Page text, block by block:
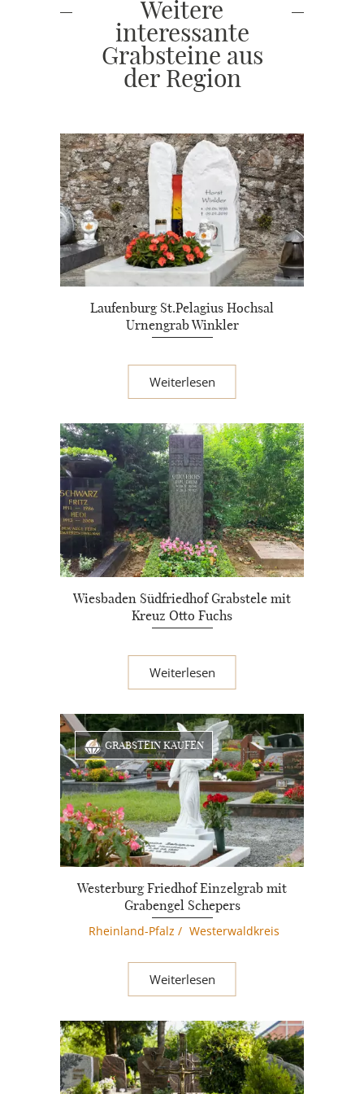
Weitere
interessante
Grabsteine aus
der Region
Laufenburg St.Pelagius Hochsal
Urnengrab Winkler
Weiterlesen
Wiesbaden Südfriedhof Grabstele mit
Kreuz Otto Fuchs
Weiterlesen
GRABSTEIN KAUFEN
Westerburg Friedhof Einzelgrab mit
Grabengel Schepers
Rheinland-Pfalz / Westerwaldkreis
Weiterlesen